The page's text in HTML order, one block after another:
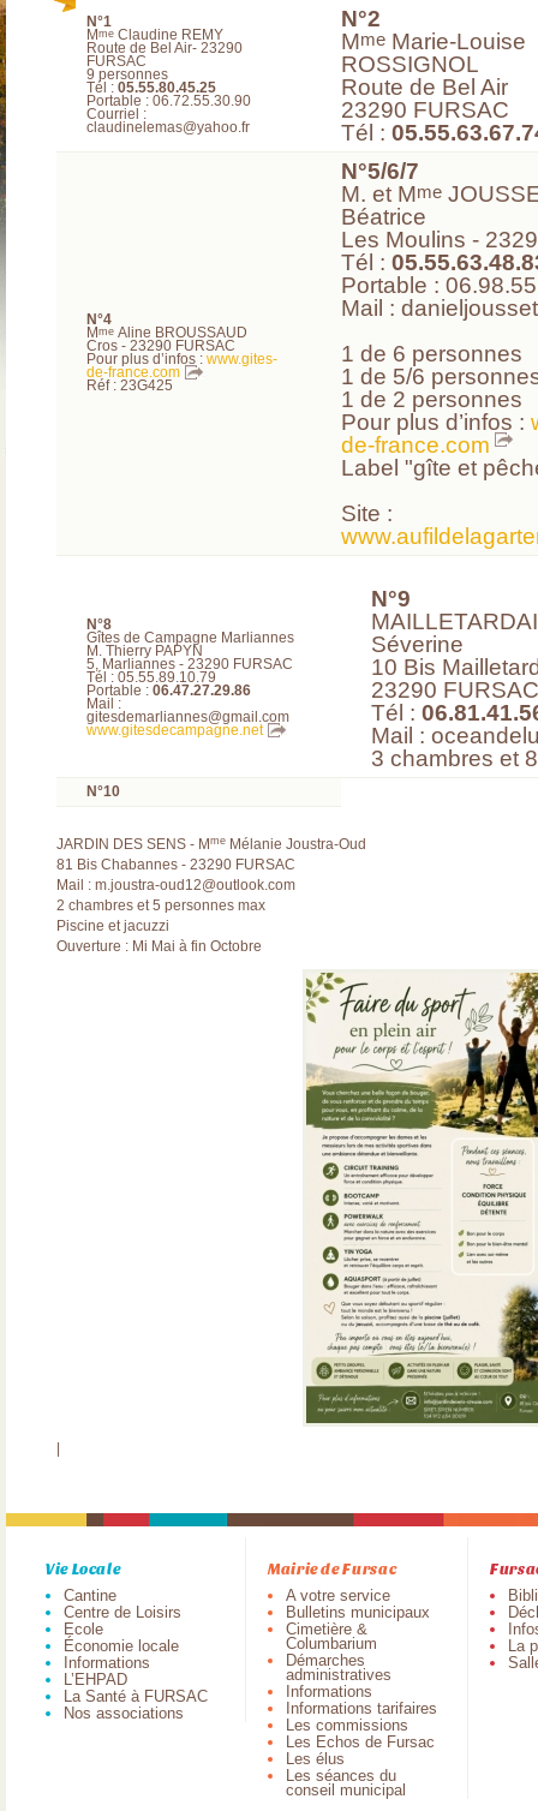
N°1
M me Claudine REMY
Route de Bel Air- 23290
FURSAC
9 personnes
Tél : 05.55.80.45.25
Portable : 06.72.55.30.90
Courriel :
claudinelemas@yahoo.fr
N°2
Mme Marie-Louise
ROSSIGNOL
Route de Bel Air
23290 FURSAC
Tél :
N°4
M me Aline BROUSSAUD
Cros - 23290 FURSAC
Pour plus d’infos : www.gites-
de-france.com
Réf : 23G425
N°5/6/7
M. et Mme
Béatrice
Les Moulins -
Tél :
Portable :
Mail :
1 de 6 personnes
1 de 5/6
1 de 2 personnes
Pour plus d’infos :
de-france.com
Label "gîte et
Site :
N°8
Gîtes de Campagne Marliannes
M. Thierry PAPYN
5, Marliannes - 23290 FURSAC
Tél : 05.55.89.10.79
Portable : 06.47.27.29.86
Mail :
gitesdemarliannes@gmail.com
www.gitesdecampagne.net
N°9
Séverine
10 Bis
23290 FURSAC
Tél :
Mail :
3 chambres et
N°10
JARDIN DES SENS - M me Mélanie Joustra-Oud
81 Bis Chabannes - 23290 FURSAC
Mail : m.joustra-oud12@outlook.com
2 chambres et 5 personnes max
Piscine et jacuzzi
Ouverture : Mi Mai à fin Octobre
Vie Locale
Cantine
Centre de Loisirs
Ecole
Économie locale
Informations
L’EHPAD
La Santé à FURSAC
Nos associations
Mairie de Fursac
A votre service
Bulletins municipaux
Cimetière &
Columbarium
Démarches
administratives
Informations
Informations tarifaires
Les commissions
Les Echos de Fursac
Les élus
Les séances du
conseil municipal
La